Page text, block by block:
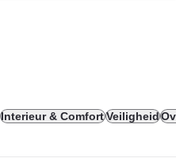
Interieur & ComfortVeiligheid